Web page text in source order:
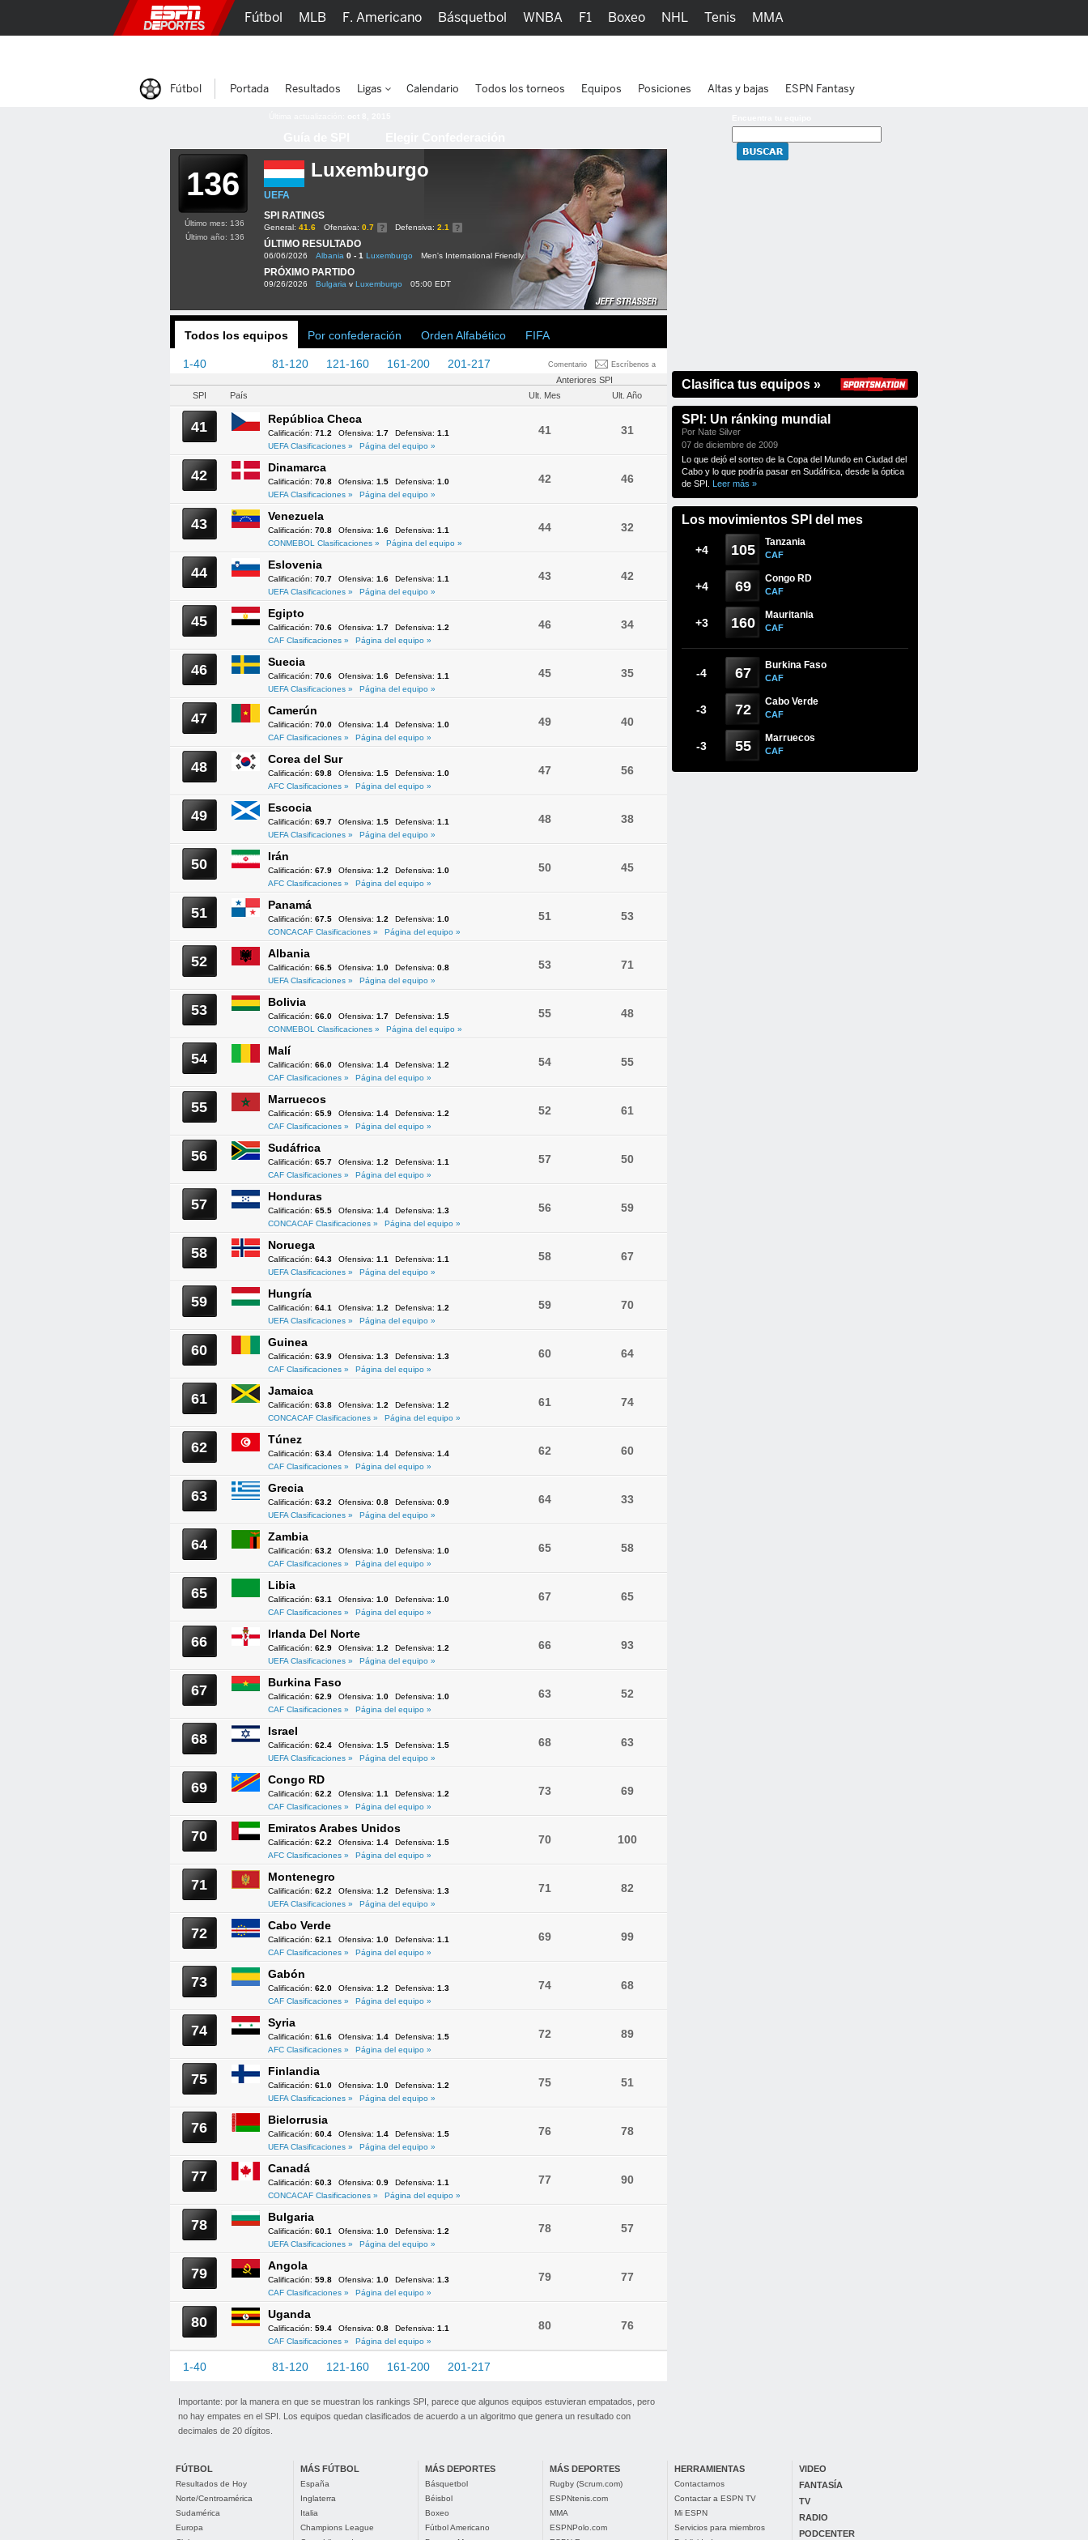
136 Luxemburgo
UEFA
SPI RATINGS
General: 41.6 Ofensiva: 0.7 Defensiva: 2.1
ÚLTIMO RESULTADO
06/06/2026 Albania 0 - 1 Luxemburgo Men's International Friendly
PRÓXIMO PARTIDO
09/26/2026 Bulgaria v Luxemburgo 05:00 EDT
Último mes: 136
Último año: 136
Todos los equipos Por confederación Orden Alfabético FIFA
Comentario Escríbenos a
1-40 81-120 121-160 161-200 201-217
Anteriores SPI
SPI
País Ult. Mes Ult. Año
41 República Checa
Calificación: 71.2 Ofensiva: 1.7 Defensiva: 1.1
UEFA Clasificaciones »
Página del equipo »
41 31
42 Dinamarca
Calificación: 70.8 Ofensiva: 1.5 Defensiva: 1.0
UEFA Clasificaciones »
Página del equipo »
42 46
43 Venezuela
Calificación: 70.8 Ofensiva: 1.6 Defensiva: 1.1
CONMEBOL Clasificaciones »
Página del equipo »
44 32
44 Eslovenia
Calificación: 70.7 Ofensiva: 1.6 Defensiva: 1.1
UEFA Clasificaciones »
Página del equipo »
43 42
45 Egipto
Calificación: 70.6 Ofensiva: 1.7 Defensiva: 1.2
CAF Clasificaciones »
Página del equipo »
46 34
46 Suecia
Calificación: 70.6 Ofensiva: 1.6 Defensiva: 1.1
UEFA Clasificaciones »
Página del equipo »
45 35
47 Camerún
Calificación: 70.0 Ofensiva: 1.4 Defensiva: 1.0
CAF Clasificaciones »
Página del equipo »
49 40
48 Corea del Sur
Calificación: 69.8 Ofensiva: 1.5 Defensiva: 1.0
AFC Clasificaciones »
Página del equipo »
47 56
49 Escocia
Calificación: 69.7 Ofensiva: 1.5 Defensiva: 1.1
UEFA Clasificaciones »
Página del equipo »
48 38
50 Irán
Calificación: 67.9 Ofensiva: 1.2 Defensiva: 1.0
AFC Clasificaciones »
Página del equipo »
50 45
51 Panamá
Calificación: 67.5 Ofensiva: 1.2 Defensiva: 1.0
CONCACAF Clasificaciones »
Página del equipo »
51 53
52 Albania
Calificación: 66.5 Ofensiva: 1.0 Defensiva: 0.8
UEFA Clasificaciones »
Página del equipo »
53 71
53 Bolivia
Calificación: 66.0 Ofensiva: 1.7 Defensiva: 1.5
CONMEBOL Clasificaciones »
Página del equipo »
55 48
54 Malí
Calificación: 66.0 Ofensiva: 1.4 Defensiva: 1.2
CAF Clasificaciones »
Página del equipo »
54 55
55 Marruecos
Calificación: 65.9 Ofensiva: 1.4 Defensiva: 1.2
CAF Clasificaciones »
Página del equipo »
52 61
56 Sudáfrica
Calificación: 65.7 Ofensiva: 1.2 Defensiva: 1.1
CAF Clasificaciones »
Página del equipo »
57 50
57 Honduras
Calificación: 65.5 Ofensiva: 1.4 Defensiva: 1.3
CONCACAF Clasificaciones »
Página del equipo »
56 59
58 Noruega
Calificación: 64.3 Ofensiva: 1.1 Defensiva: 1.1
UEFA Clasificaciones »
Página del equipo »
58 67
59 Hungría
Calificación: 64.1 Ofensiva: 1.2 Defensiva: 1.2
UEFA Clasificaciones »
Página del equipo »
59 70
60 Guinea
Calificación: 63.9 Ofensiva: 1.3 Defensiva: 1.3
CAF Clasificaciones »
Página del equipo »
60 64
61 Jamaica
Calificación: 63.8 Ofensiva: 1.2 Defensiva: 1.2
CONCACAF Clasificaciones »
Página del equipo »
61 74
62 Túnez
Calificación: 63.4 Ofensiva: 1.4 Defensiva: 1.4
CAF Clasificaciones »
Página del equipo »
62 60
63 Grecia
Calificación: 63.2 Ofensiva: 0.8 Defensiva: 0.9
UEFA Clasificaciones »
Página del equipo »
64 33
64 Zambia
Calificación: 63.2 Ofensiva: 1.0 Defensiva: 1.0
CAF Clasificaciones »
Página del equipo »
65 58
65 Libia
Calificación: 63.1 Ofensiva: 1.0 Defensiva: 1.0
CAF Clasificaciones »
Página del equipo »
67 65
66 Irlanda Del Norte
Calificación: 62.9 Ofensiva: 1.2 Defensiva: 1.2
UEFA Clasificaciones »
Página del equipo »
66 93
67 Burkina Faso
Calificación: 62.9 Ofensiva: 1.0 Defensiva: 1.0
CAF Clasificaciones »
Página del equipo »
63 52
68 Israel
Calificación: 62.4 Ofensiva: 1.5 Defensiva: 1.5
UEFA Clasificaciones »
Página del equipo »
68 63
69 Congo RD
Calificación: 62.2 Ofensiva: 1.1 Defensiva: 1.2
CAF Clasificaciones »
Página del equipo »
73 69
70 Emiratos Arabes Unidos
Calificación: 62.2 Ofensiva: 1.4 Defensiva: 1.5
AFC Clasificaciones »
Página del equipo »
70 100
71 Montenegro
Calificación: 62.2 Ofensiva: 1.2 Defensiva: 1.3
UEFA Clasificaciones »
Página del equipo »
71 82
72 Cabo Verde
Calificación: 62.1 Ofensiva: 1.0 Defensiva: 1.1
CAF Clasificaciones »
Página del equipo »
69 99
73 Gabón
Calificación: 62.0 Ofensiva: 1.2 Defensiva: 1.3
CAF Clasificaciones »
Página del equipo »
74 68
74 Syria
Calificación: 61.6 Ofensiva: 1.4 Defensiva: 1.5
AFC Clasificaciones »
Página del equipo »
72 89
75 Finlandia
Calificación: 61.0 Ofensiva: 1.0 Defensiva: 1.2
UEFA Clasificaciones »
Página del equipo »
75 51
76 Bielorrusia
Calificación: 60.4 Ofensiva: 1.4 Defensiva: 1.5
UEFA Clasificaciones »
Página del equipo »
76 78
77 Canadá
Calificación: 60.3 Ofensiva: 0.9 Defensiva: 1.1
CONCACAF Clasificaciones »
Página del equipo »
77 90
78 Bulgaria
Calificación: 60.1 Ofensiva: 1.0 Defensiva: 1.2
UEFA Clasificaciones »
Página del equipo »
78 57
79 Angola
Calificación: 59.8 Ofensiva: 1.0 Defensiva: 1.3
CAF Clasificaciones »
Página del equipo »
79 77
80 Uganda
Calificación: 59.4 Ofensiva: 0.8 Defensiva: 1.1
CAF Clasificaciones »
Página del equipo »
80 76
1-40 81-120 121-160 161-200 201-217
Importante: por la manera en que se muestran los rankings SPI, parece que algunos equipos estuvieran empatados, pero
no hay empates en el SPI. Los equipos quedan clasificados de acuerdo a un algoritmo que genera un resultado con
decimales de 20 dígitos.
Clasifica tus equipos »
SPI: Un ránking mundial
Por Nate Silver
07 de diciembre de 2009
Lo que dejó el sorteo de la Copa del Mundo en Ciudad del
Cabo y lo que podría pasar en Sudáfrica, desde la óptica
de SPI. Leer más »
Los movimientos SPI del mes
+4 105 Tanzania
CAF
+4 69 Congo RD
CAF
+3 160 Mauritania
CAF
-4 67 Burkina Faso
CAF
-3 72 Cabo Verde
CAF
-3 55 Marruecos
CAF
FÚTBOL
Resultados de Hoy
Norte/Centroamérica
Sudamérica
Europa
MÁS FÚTBOL
España
Inglaterra
Italia
Champions League
MÁS DEPORTES
Básquetbol
Béisbol
Boxeo
Fútbol Americano
MÁS DEPORTES
Rugby (Scrum.com)
ESPNtenis.com
MMA
ESPNPolo.com
HERRAMIENTAS
Contactarnos
Contactar a ESPN TV
Mi ESPN
Servicios para miembros
VIDEO
FANTASÍA
TV
RADIO
PODCENTER
Fútbol MLB F. Americano Básquetbol WNBA F1 Boxeo NHL Tenis MMA
Fútbol Portada Resultados Ligas Calendario Todos los torneos Equipos Posiciones Altas y bajas ESPN Fantasy